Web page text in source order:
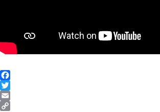
Facebook
Twitter
Email